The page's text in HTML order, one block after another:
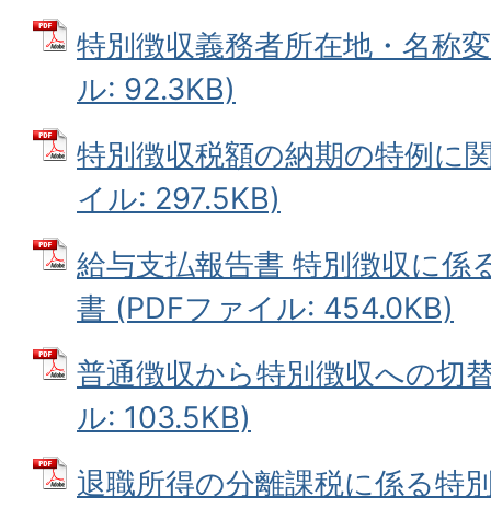
特別徴収義務者所在地・名称
ル: 92.3KB)
特別徴収税額の納期の特例に
イル: 297.5KB)
給与支払報告書 特別徴収に係
書 (PDFファイル: 454.0KB)
普通徴収から特別徴収への切
ル: 103.5KB)
退職所得の分離課税に係る特